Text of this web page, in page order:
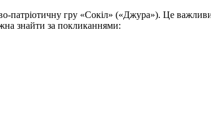
патріотичну гру «Сокіл» («Джура»). Це
знайти за покликаннями: